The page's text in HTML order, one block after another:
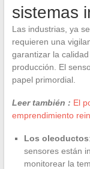
sistemas
Las industrias, ya
requieren una
garantizar la
producción. El
papel primordial.
Leer también : El
emprendimiento
Los oleoductos
sensores están
monitorear la